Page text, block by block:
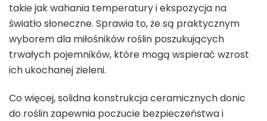
takie jak wahania temperatury i ekspozycja na
światło słoneczne. Sprawia to, że są praktycznym
wyborem dla miłośników roślin poszukujących
trwałych pojemników, które mogą wspierać wzrost
ich ukochanej zieleni.
Co więcej, solidna konstrukcja ceramicznych donic
do roślin zapewnia poczucie bezpieczeństwa i